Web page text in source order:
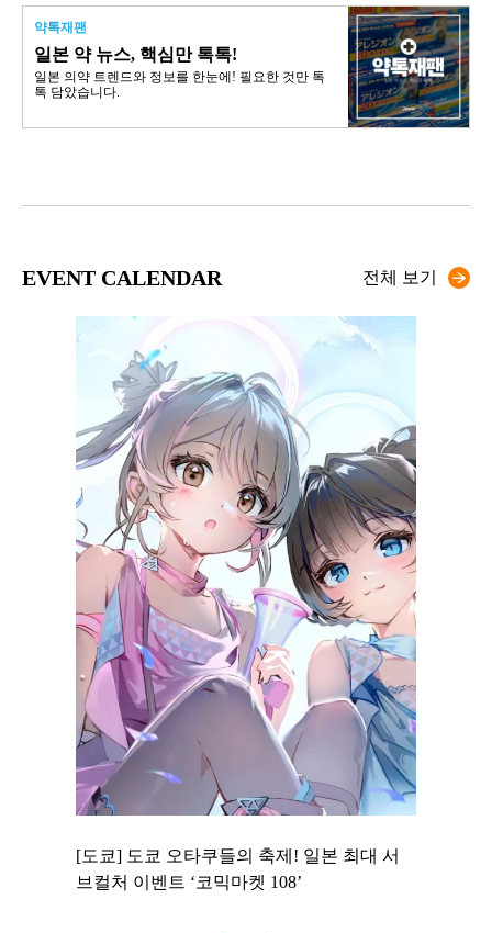
약톡재팬
일본 약 뉴스, 핵심만 톡톡!
일본 의약 트렌드와 정보를 한눈에! 필요한 것만 톡
톡 담았습니다.
EVENT CALENDAR 전체 보기
[도쿄] 도쿄 오타쿠들의 축제! 일본 최대 서
브컬처 이벤트 ‘코믹마켓 108’